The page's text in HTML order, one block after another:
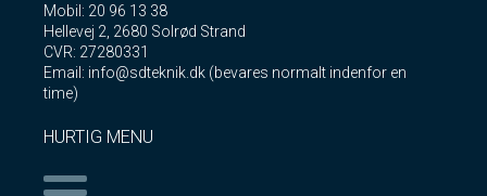
Mobil: 20 96 13 38
Hellevej 2, 2680 Solrød Strand
CVR: 27280331
Email: info@sdteknik.dk (bevares normalt indenfor en
time)
HURTIG MENU